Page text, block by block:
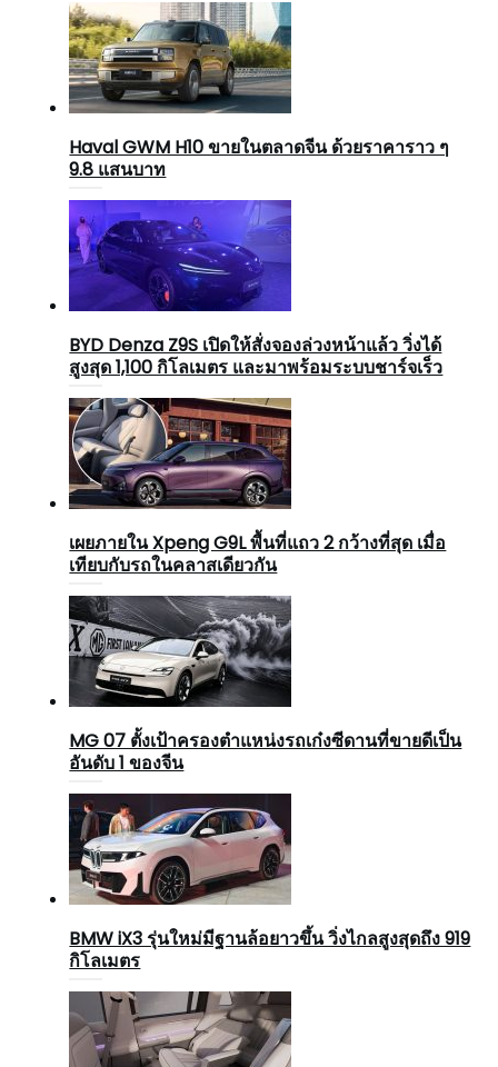
Haval GWM H10 ขายในตลาดจีน ด้วยราคาราว ๆ
9.8 แสนบาท
BYD Denza Z9S เปิดให้สั่งจองล่วงหน้าแล้ว วิ่งได้
สูงสุด 1,100 กิโลเมตร และมาพร้อมระบบชาร์จเร็ว
เผยภายใน Xpeng G9L พื้นที่แถว 2 กว้างที่สุด เมื่อ
เทียบกับรถในคลาสเดียวกัน
MG 07 ตั้งเป้าครองตำแหน่งรถเก๋งซีดานที่ขายดีเป็น
อันดับ 1 ของจีน
BMW iX3 รุ่นใหม่มีฐานล้อยาวขึ้น วิ่งไกลสูงสุดถึง 919
กิโลเมตร